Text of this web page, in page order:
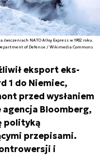
ćwiczeniach NATO Alloy Express w 1982 roku.
of Defense / Wikimedia Commons
eksport eks-
1 do Niemiec,
przed wysłaniem
Bloomberg,
polityką
przepisami.
i